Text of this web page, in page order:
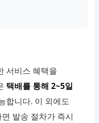
서비스 혜택을
택배를 통해 2~5일
합니다. 이 외에도
발송 절차가 즉시